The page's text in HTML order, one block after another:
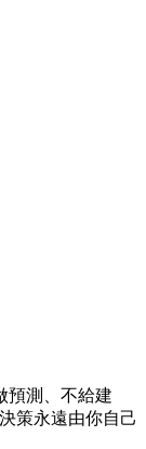
預測、不給建
策永遠由你自己